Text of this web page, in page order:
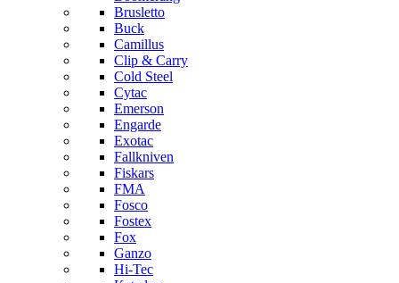
Brusletto
Buck
Camillus
Clip & Carry
Cold Steel
Cytac
Emerson
Engarde
Exotac
Fallkniven
Fiskars
FMA
Fosco
Fostex
Fox
Ganzo
Hi-Tec